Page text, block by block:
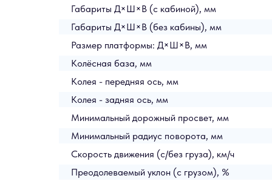
Габариты Д×Ш×В (с кабиной), мм
Габариты Д×Ш×В (без кабины), мм
Размер платформы: Д×Ш×В, мм
Колёсная база, мм
Колея - передняя ось, мм
Колея - задняя ось, мм
Минимальный дорожный просвет, мм
Минимальный радиус поворота, мм
Скорость движения (с/без груза), км/ч
Преодолеваемый уклон (с грузом), %